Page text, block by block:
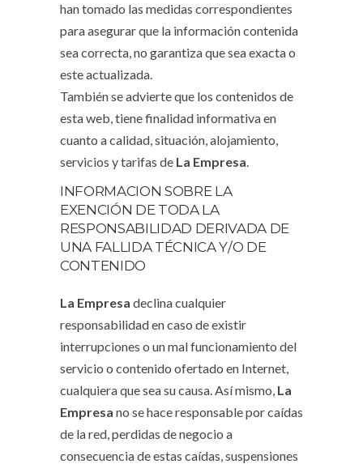
han tomado las medidas correspondientes
para asegurar que la información contenida
sea correcta, no garantiza que sea exacta o
este actualizada.
También se advierte que los contenidos de
esta web, tiene finalidad informativa en
cuanto a calidad, situación, alojamiento,
servicios y tarifas de La Empresa.
INFORMACION SOBRE LA
EXENCIÓN DE TODA LA
RESPONSABILIDAD DERIVADA DE
UNA FALLIDA TÉCNICA Y/O DE
CONTENIDO
La Empresa declina cualquier
responsabilidad en caso de existir
interrupciones o un mal funcionamiento del
servicio o contenido ofertado en Internet,
cualquiera que sea su causa. Así mismo, La
Empresa no se hace responsable por caídas
de la red, perdidas de negocio a
consecuencia de estas caídas, suspensiones